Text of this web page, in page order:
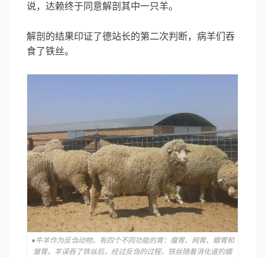
说，达赖终于同意解剖其中一只羊。
解剖的结果印证了德站长的第二次判断，病羊们吞
食了铁丝。
●牛羊作为反刍动物，有四个不同功能的胃：瘤胃、网胃、瓣胃和
皱胃。羊误吞了铁丝后，经过反刍的过程，铁丝随着消化道的蠕